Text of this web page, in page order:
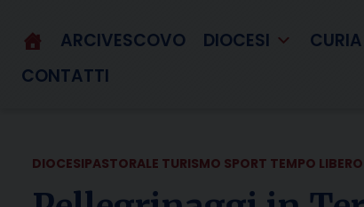
ARCIVESCOVO DIOCESI CURIA
CONTATTI
DIOCESIPASTORALE TURISMO SPORT TEMPO LIBERO